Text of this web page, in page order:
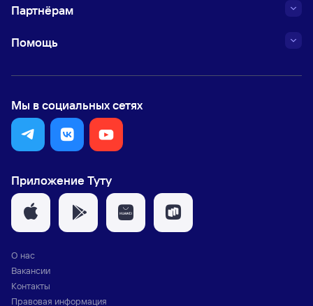
Партнёрам
Помощь
Мы в социальных сетях
Приложение Туту
О нас
Вакансии
Контакты
Правовая информация